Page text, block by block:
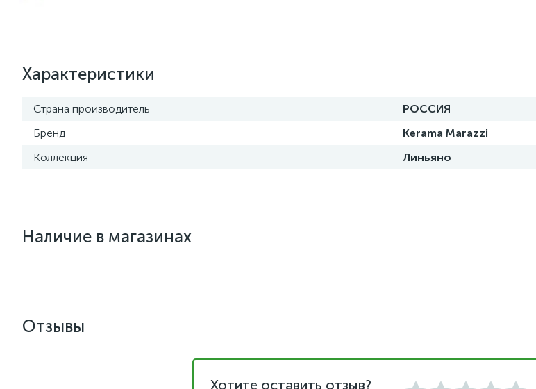
Характеристики
Страна производитель
РОССИЯ
Бренд
Kerama Marazzi
Коллекция
Линьяно
Наличие в магазинах
Отзывы
Хотите оставить отзыв?